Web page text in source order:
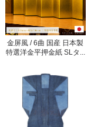
金屏風 / 6曲 国産 日本製
特選洋金平押金紙 SLタ...